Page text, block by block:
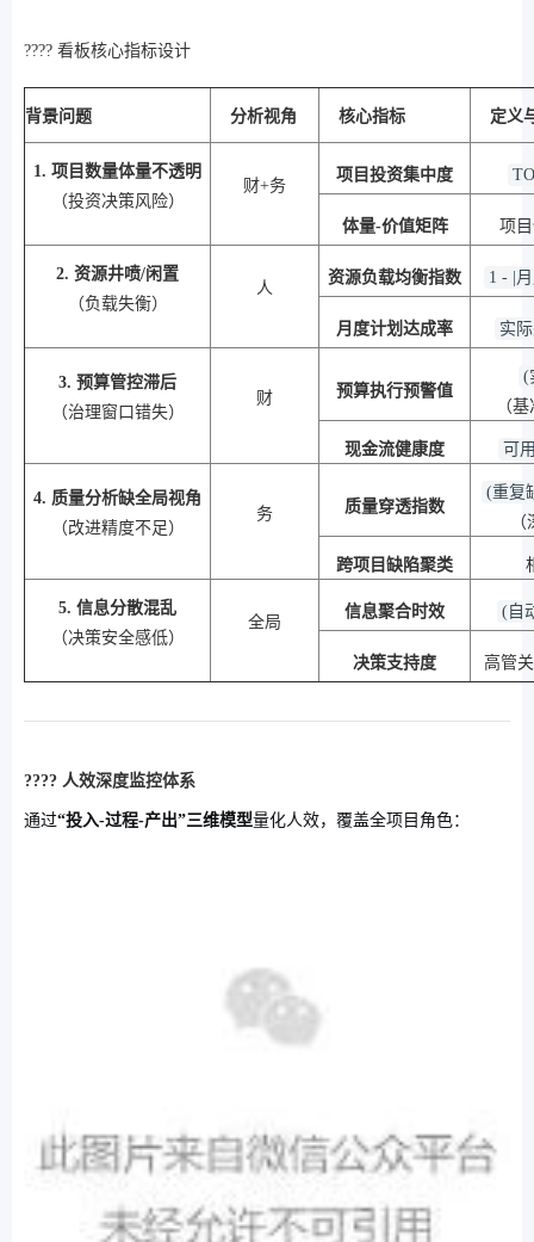
???? 看板核心指标设计
背景问题 分析视角 核心指标 定义
1. 项目数量体量不透明
（投资决策风险）
财+务
项目投资集中度
体量-价值矩阵 项
2. 资源井喷/闲置
（负载失衡）
人
资源负载均衡指数 1 - |
月度计划达成率 实
3. 预算管控滞后
（治理窗口错失）
财 预算执行预警值
(
（
现金流健康度 可
4. 质量分析缺全局视角
（改进精度不足）
务 质量穿透指数
(重复
跨项目缺陷聚类
5. 信息分散混乱
（决策安全感低）
全局
信息聚合时效 (自
决策支持度 高管
???? 人效深度监控体系
通过“投入-过程-产出”三维模型量化人效，覆盖全项目角色：